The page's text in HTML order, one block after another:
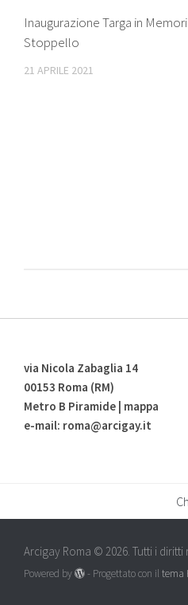
Inaugurazione Targa in
Stoppello
21 APRILE 2021
via Nicola Zabaglia 14
00153 Roma (RM)
Metro B Piramide | mappa
e-mail: roma@arcigay.it
Arcigay Roma © 2026. Tutti i diritti
Powered by - Progettato con iltema